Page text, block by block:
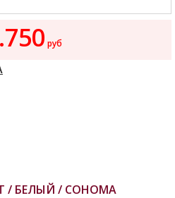
руб
/ БЕЛЫЙ / СОНОМА